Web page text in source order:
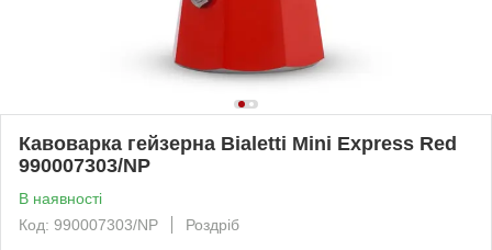
Кавоварка гейзерна Bialetti Mini Express Red
990007303/NP
В наявності
Код: 990007303/NP
Роздріб